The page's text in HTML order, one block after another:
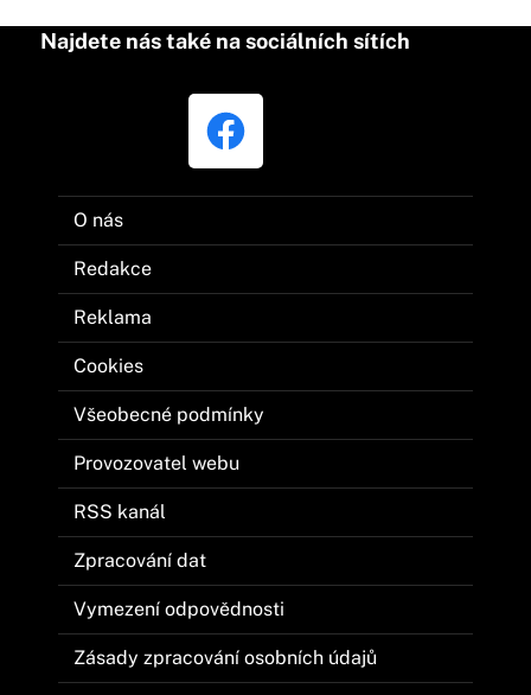
Najdete nás také na sociálních sítích
O nás
Redakce
Reklama
Cookies
Všeobecné podmínky
Provozovatel webu
RSS kanál
Zpracování dat
Vymezení odpovědnosti
Zásady zpracování osobních údajů